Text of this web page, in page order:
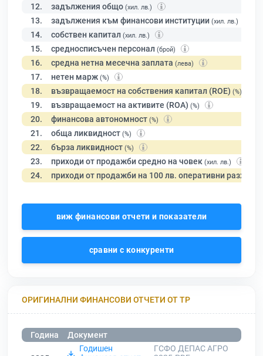
12. задължения общо (хил. лв.)
13. задължения към финансови институции (хил. лв.)
14. собствен капитал (хил. лв.)
15. средносписъчен персонал (брой)
16. средна нетна месечна заплата (лева)
17. нетен марж (%)
18. възвращаемост на собствения капитал (ROE) (%)
19. възвращаемост на активите (ROA) (%)
20. финансова автономност (%)
21. обща ликвидност (%)
22. бърза ликвидност (%)
23. приходи от продажби средно на човек (хил. лв.)
24. приходи от продажби на 100 лв. оперативни разходи
виж финансови отчети и показатели
сравни с конкуренти
ОРИГИНАЛНИ ФИНАНСОВИ ОТЧЕТИ ОТ ТР
Година Документ
Годишен
ГСФО ДЕПАС АГРО